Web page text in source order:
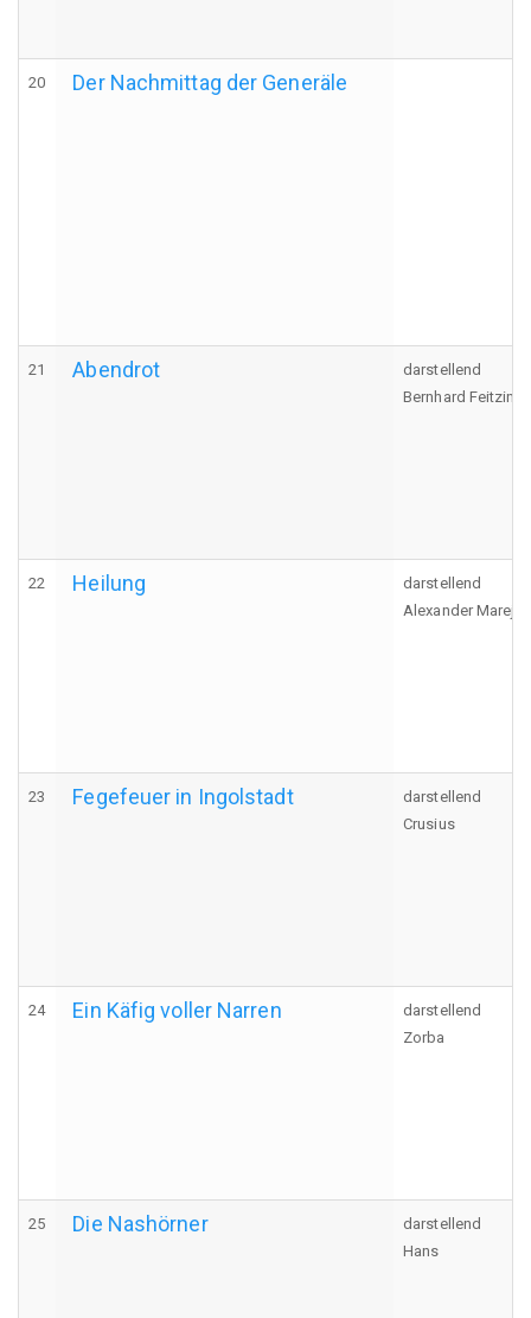
20 Der Nachmittag der Generäle
21 Abendrot
darstellend
Bernhard
22 Heilung
darstellend
Alexander
23 Fegefeuer in Ingolstadt
darstellend
Crusius
24 Ein Käfig voller Narren
darstellend
Zorba
25 Die Nashörner
darstellend
Hans